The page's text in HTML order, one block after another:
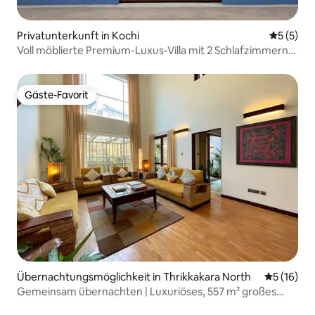
Privatunterkunft in Kochi
5 (5)
Voll möblierte Premium-Luxus-Villa mit 2 Schlafzimmern,
Gäste-Favorit
Gäste-Favorit
Übernachtungsmöglichkeit in Thrikkakara North
5 (16)
Gemeinsam übernachten | Luxuriöses, 557 m² großes